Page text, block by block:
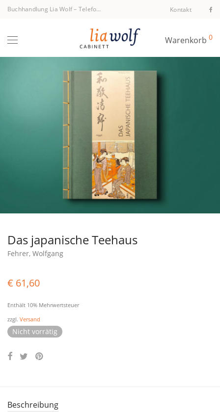
Buchhandlung Lia Wolf– Telefon +43 1 512 40 94 Kontakt
Warenkorb 0
Das japanische Teehaus
Fehrer, Wolfgang
€ 61,60
Enthält 10% Mehrwertsteuer
zzgl. Versand
Nicht vorrätig
Beschreibung